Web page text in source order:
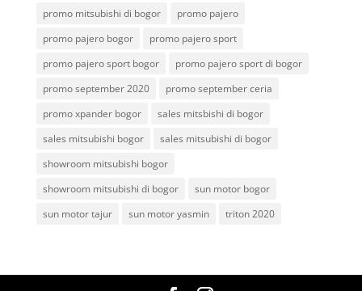
promo mitsubishi di bogor
promo pajero
promo pajero bogor
promo pajero sport
promo pajero sport bogor
promo pajero sport di bogor
promo september 2020
promo september ceria
promo xpander bogor
sales mitsbishi di bogor
sales mitsubishi bogor
sales mitsubishi di bogor
showroom mitsubishi bogor
showroom mitsubishi di bogor
sun motor bogor
sun motor tajur
sun motor yasmin triton 2020